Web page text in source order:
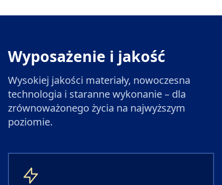
Wyposażenie i jakość
Wysokiej jakości materiały, nowoczesna
technologia i staranne wykonanie – dla
zrównoważonego życia na najwyższym
poziomie.